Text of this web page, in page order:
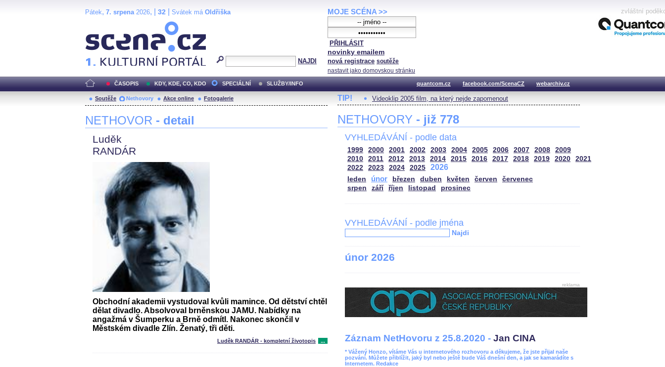
Pátek, 7. srpena2026, | 32 Svátek má Oldřiška
NAJDI
MOJE SCÉNA >>
PŘIHLÁSIT
novinky emailem
nová registrace soutěže
nastavit jako domovskou stránku
zvláštní
ČASOPIS KDY, KDE, CO, KDO SPECIÁLNÍ SLUŽBY/INFO quantcom.cz facebook.com/ScenaCZ webarchiv.cz
Soutěže Nethovory Akce online Fotogalerie
NETHOVOR - detail
Luděk
RANDÁR
Obchodní akademii vystudoval kvůli mamince. Od dětství chtěl
dělat divadlo. Absolvoval brněnskou JAMU. Nabídky na
angažmá v Šumperku a Brně odmítl. Nakonec skončil v
Městském divadle Zlín. Ženatý, tři děti.
Luděk RANDÁR - kompletní životopis ...
TIP! Videoklip 2005 film, na který nejde zapomenout
NETHOVORY - již 778
VYHLEDÁVÁNÍ - podle data
1999 2000 2001 2002 2003 2004 2005 2006 2007 2008
2009
2010
2011 2012 2013 2014 2015 2016 2017 2018 2019 2020
2021
2022
2023 2024 2025 2026
leden únor březen duben květen červen
červenec
srpen
září říjen listopad prosinec
VYHLEDÁVÁNÍ - podle jména
Najdi
únor 2026
reklama
Záznam NetHovoru z 25.8.2020 - Jan CINA
* Vážený Honzo, vítáme Vás u internetového rozhovoru a děkujeme, že jste přijal naše
pozvání. Můžete přiblížit, jaký byl nebo ještě bude Váš dnešní den, a jak se kamarádíte s
Internetem. Redakce